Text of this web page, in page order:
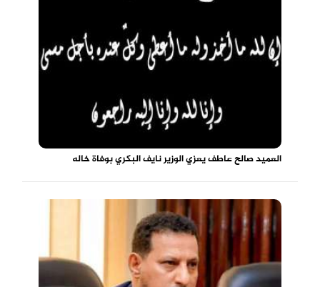
العميد صالح عاطف يعزي الوزير نايف البكري بوفاة خاله